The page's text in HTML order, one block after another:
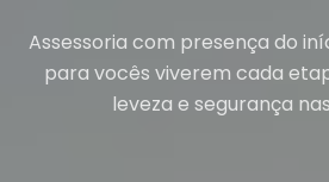
Assessoria com presença do
para vocês viverem cada
leveza e segurança